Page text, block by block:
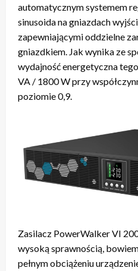
automatycznym systemem
sinusoida na gniazdach
zapewniającymi oddzielne
gniazdkiem. Jak wynika ze
wydajność energetyczna
VA / 1800 W przy
poziomie 0,9.
Zasilacz PowerWalker VI
wysoką sprawnością,
pełnym obciążeniu